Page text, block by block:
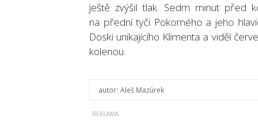
ještě zvýšil tlak. Sedm minut před
na přední tyči Pokorného a jeho
Doski unikajícího Klimenta a viděl
kolenou.
autor: Aleš Mazúrek